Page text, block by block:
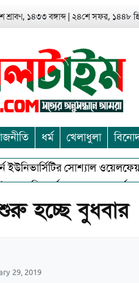
শ্রাবণ, ১৪৩৩ বঙ্গাব্দ ২৪শে সফর, ১৪৪৮
ধর্ম খেলাধুলা
সোশ্যাল ওয়েলফেয়ার
অর্জন ও অশুভকে বর্জন করে
হচ্ছে বুধবার
29, 2019